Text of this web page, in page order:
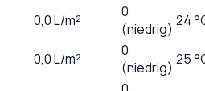
0,0L/m²
0
(niedrig) 24
0,0L/m²
0
(niedrig) 25